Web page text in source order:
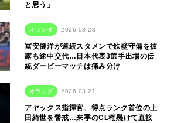
と思う」
オランダ 2026.03.23
冨安健洋が連続スタメンで鉄壁守備を披
露も途中交代…日本代表3選手出場の伝
統ダービーマッチは痛み分け
オランダ 2026.03.21
アヤックス指揮官、得点ランク首位の上
田綺世を警戒…来季のCL権懸けて直接